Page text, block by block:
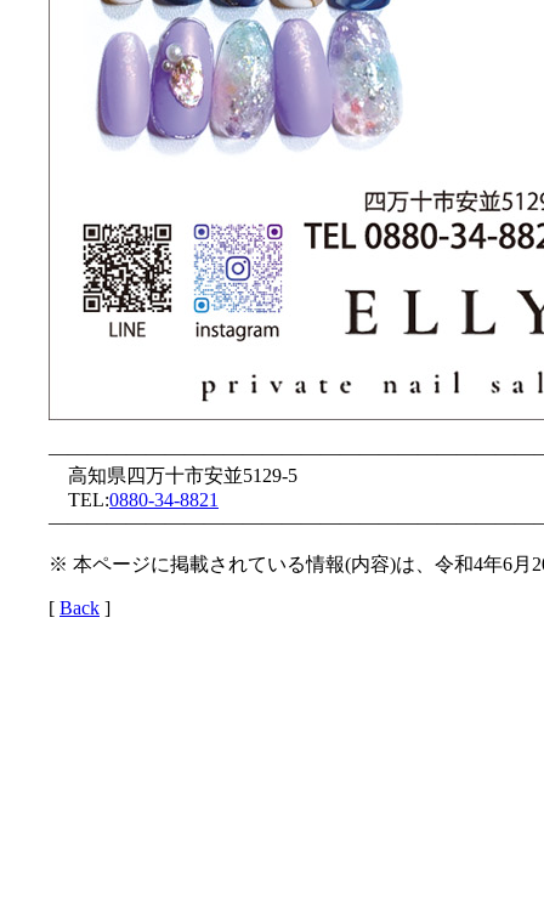
高知県四万十市安並5129-5
TEL:0880-34-8821
※ 本ページに掲載されている情報(内容)は、令和4年6月
[ Back ]